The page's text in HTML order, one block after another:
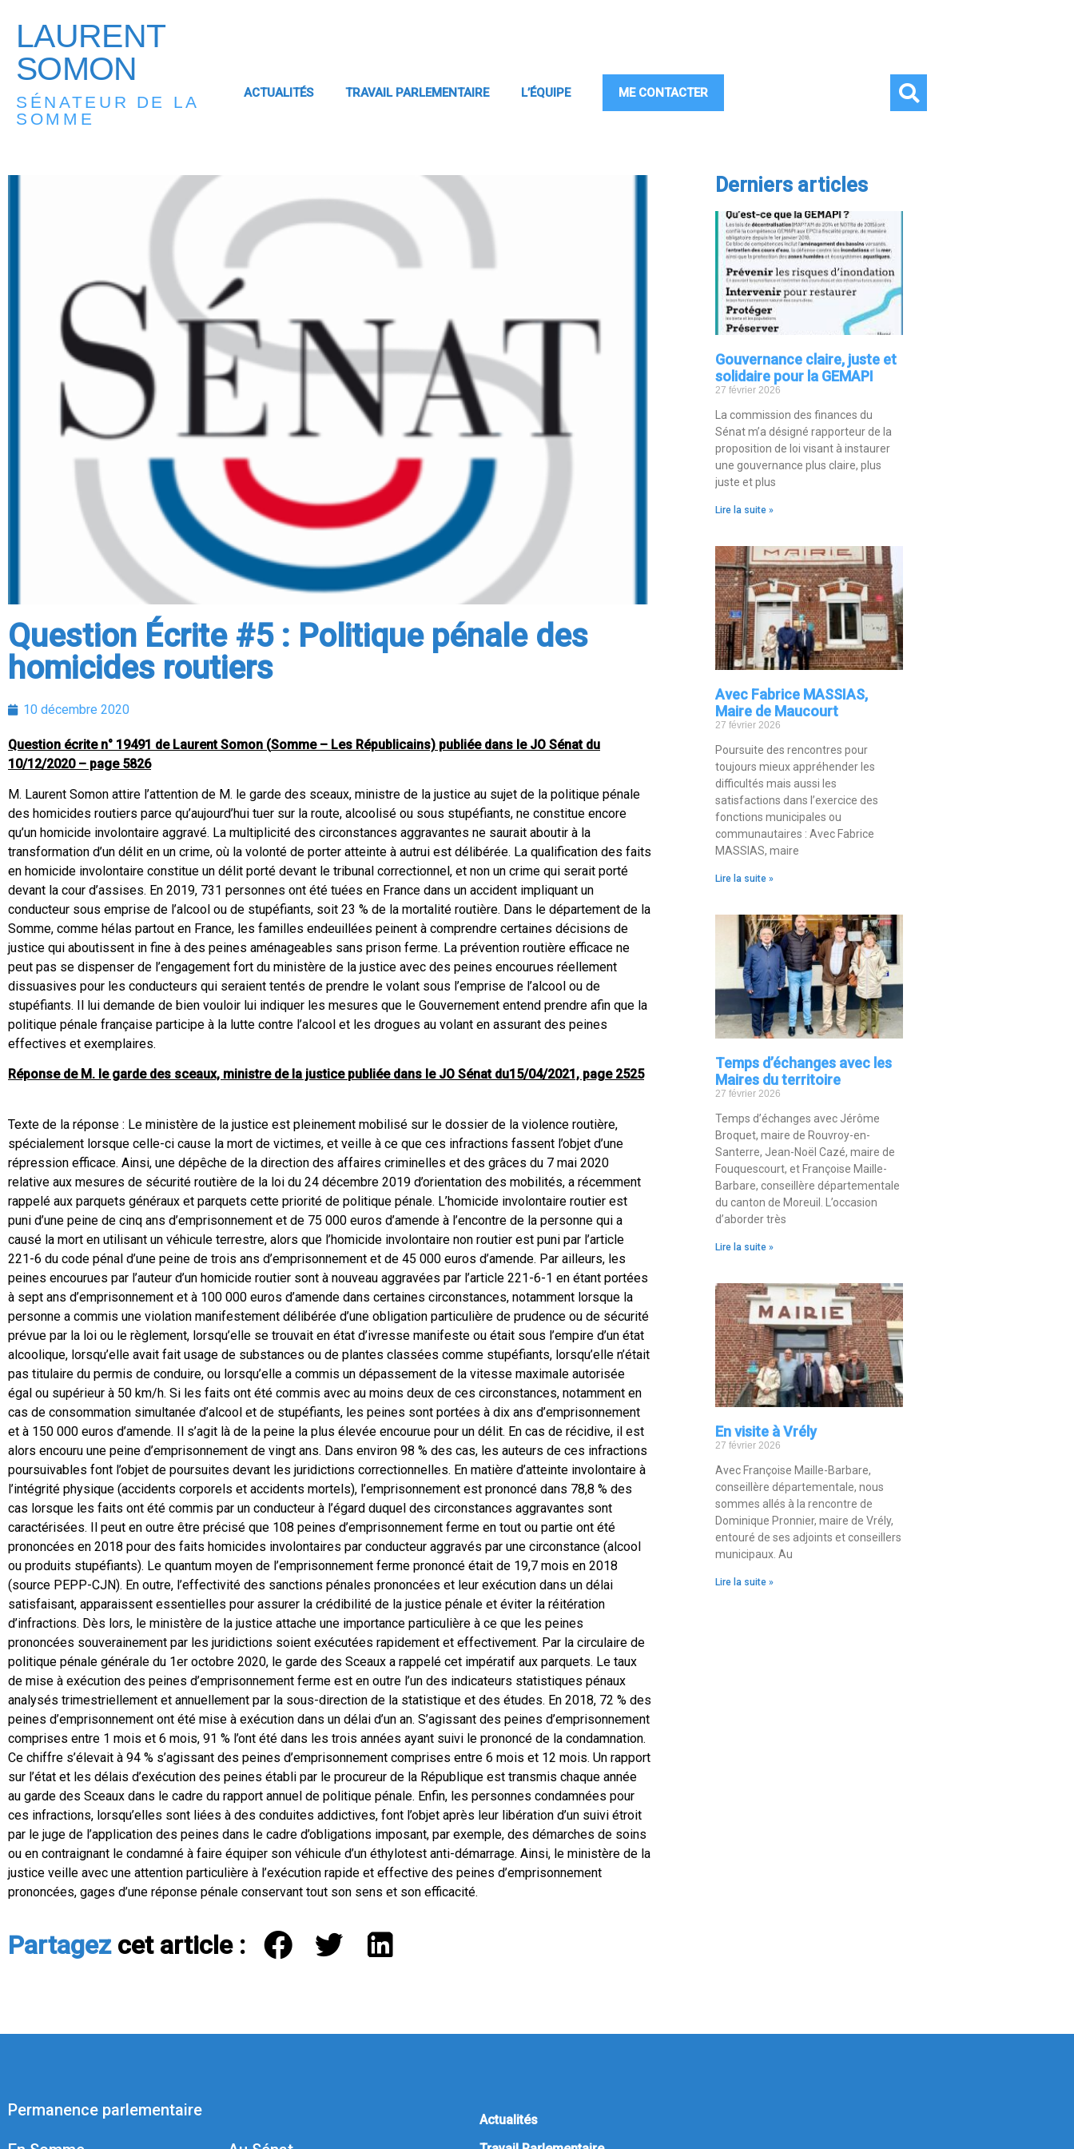
LAURENT
SOMON
SÉNATEUR DE LA
SOMME
ACTUALITÉS TRAVAIL PARLEMENTAIRE L’ÉQUIPE ME CONTACTER
Question Écrite #5 : Politique pénale des
homicides routiers
10 décembre 2020
Question écrite n° 19491 de Laurent Somon (Somme – Les Républicains) publiée dans le JO Sénat du
10/12/2020 – page 5826
M. Laurent Somon attire l’attention de M. le garde des sceaux, ministre de la justice au sujet de la politique pénale
des homicides routiers parce qu’aujourd’hui tuer sur la route, alcoolisé ou sous stupéfiants, ne constitue encore
qu’un homicide involontaire aggravé. La multiplicité des circonstances aggravantes ne saurait aboutir à la
transformation d’un délit en un crime, où la volonté de porter atteinte à autrui est délibérée. La qualification des faits
en homicide involontaire constitue un délit porté devant le tribunal correctionnel, et non un crime qui serait porté
devant la cour d’assises. En 2019, 731 personnes ont été tuées en France dans un accident impliquant un
conducteur sous emprise de l’alcool ou de stupéfiants, soit 23 % de la mortalité routière. Dans le département de la
Somme, comme hélas partout en France, les familles endeuillées peinent à comprendre certaines décisions de
justice qui aboutissent in fine à des peines aménageables sans prison ferme. La prévention routière efficace ne
peut pas se dispenser de l’engagement fort du ministère de la justice avec des peines encourues réellement
dissuasives pour les conducteurs qui seraient tentés de prendre le volant sous l’emprise de l’alcool ou de
stupéfiants. Il lui demande de bien vouloir lui indiquer les mesures que le Gouvernement entend prendre afin que la
politique pénale française participe à la lutte contre l’alcool et les drogues au volant en assurant des peines
effectives et exemplaires.
Réponse de M. le garde des sceaux, ministre de la justice publiée dans le JO Sénat du15/04/2021, page 2525
Texte de la réponse : Le ministère de la justice est pleinement mobilisé sur le dossier de la violence routière,
spécialement lorsque celle-ci cause la mort de victimes, et veille à ce que ces infractions fassent l’objet d’une
répression efficace. Ainsi, une dépêche de la direction des affaires criminelles et des grâces du 7 mai 2020
relative aux mesures de sécurité routière de la loi du 24 décembre 2019 d’orientation des mobilités, a récemment
rappelé aux parquets généraux et parquets cette priorité de politique pénale. L’homicide involontaire routier est
puni d’une peine de cinq ans d’emprisonnement et de 75 000 euros d’amende à l’encontre de la personne qui a
causé la mort en utilisant un véhicule terrestre, alors que l’homicide involontaire non routier est puni par l’article
221-6 du code pénal d’une peine de trois ans d’emprisonnement et de 45 000 euros d’amende. Par ailleurs, les
peines encourues par l’auteur d’un homicide routier sont à nouveau aggravées par l’article 221-6-1 en étant portées
à sept ans d’emprisonnement et à 100 000 euros d’amende dans certaines circonstances, notamment lorsque la
personne a commis une violation manifestement délibérée d’une obligation particulière de prudence ou de sécurité
prévue par la loi ou le règlement, lorsqu’elle se trouvait en état d’ivresse manifeste ou était sous l’empire d’un état
alcoolique, lorsqu’elle avait fait usage de substances ou de plantes classées comme stupéfiants, lorsqu’elle n’était
pas titulaire du permis de conduire, ou lorsqu’elle a commis un dépassement de la vitesse maximale autorisée
égal ou supérieur à 50 km/h. Si les faits ont été commis avec au moins deux de ces circonstances, notamment en
cas de consommation simultanée d’alcool et de stupéfiants, les peines sont portées à dix ans d’emprisonnement
et à 150 000 euros d’amende. Il s’agit là de la peine la plus élevée encourue pour un délit. En cas de récidive, il est
alors encouru une peine d’emprisonnement de vingt ans. Dans environ 98 % des cas, les auteurs de ces infractions
poursuivables font l’objet de poursuites devant les juridictions correctionnelles. En matière d’atteinte involontaire à
l’intégrité physique (accidents corporels et accidents mortels), l’emprisonnement est prononcé dans 78,8 % des
cas lorsque les faits ont été commis par un conducteur à l’égard duquel des circonstances aggravantes sont
caractérisées. Il peut en outre être précisé que 108 peines d’emprisonnement ferme en tout ou partie ont été
prononcées en 2018 pour des faits homicides involontaires par conducteur aggravés par une circonstance (alcool
ou produits stupéfiants). Le quantum moyen de l’emprisonnement ferme prononcé était de 19,7 mois en 2018
(source PEPP-CJN). En outre, l’effectivité des sanctions pénales prononcées et leur exécution dans un délai
satisfaisant, apparaissent essentielles pour assurer la crédibilité de la justice pénale et éviter la réitération
d’infractions. Dès lors, le ministère de la justice attache une importance particulière à ce que les peines
prononcées souverainement par les juridictions soient exécutées rapidement et effectivement. Par la circulaire de
politique pénale générale du 1er octobre 2020, le garde des Sceaux a rappelé cet impératif aux parquets. Le taux
de mise à exécution des peines d’emprisonnement ferme est en outre l’un des indicateurs statistiques pénaux
analysés trimestriellement et annuellement par la sous-direction de la statistique et des études. En 2018, 72 % des
peines d’emprisonnement ont été mise à exécution dans un délai d’un an. S’agissant des peines d’emprisonnement
comprises entre 1 mois et 6 mois, 91 % l’ont été dans les trois années ayant suivi le prononcé de la condamnation.
Ce chiffre s’élevait à 94 % s’agissant des peines d’emprisonnement comprises entre 6 mois et 12 mois. Un rapport
sur l’état et les délais d’exécution des peines établi par le procureur de la République est transmis chaque année
au garde des Sceaux dans le cadre du rapport annuel de politique pénale. Enfin, les personnes condamnées pour
ces infractions, lorsqu’elles sont liées à des conduites addictives, font l’objet après leur libération d’un suivi étroit
par le juge de l’application des peines dans le cadre d’obligations imposant, par exemple, des démarches de soins
ou en contraignant le condamné à faire équiper son véhicule d’un éthylotest anti-démarrage. Ainsi, le ministère de la
justice veille avec une attention particulière à l’exécution rapide et effective des peines d’emprisonnement
prononcées, gages d’une réponse pénale conservant tout son sens et son efficacité.
Partagezcet article :
Derniers articles
Gouvernance claire, juste et
solidaire pour la GEMAPI
27 février 2026
La commission des finances du
Sénat m’a désigné rapporteur de la
proposition de loi visant à instaurer
une gouvernance plus claire, plus
juste et plus
Lire la suite »
Avec Fabrice MASSIAS,
Maire de Maucourt
27 février 2026
Poursuite des rencontres pour
toujours mieux appréhender les
difficultés mais aussi les
satisfactions dans l’exercice des
fonctions municipales ou
communautaires : Avec Fabrice
MASSIAS, maire
Lire la suite »
Temps d’échanges avec les
Maires du territoire
27 février 2026
Temps d’échanges avec Jérôme
Broquet, maire de Rouvroy-en-
Santerre, Jean-Noël Cazé, maire de
Fouquescourt, et Françoise Maille-
Barbare, conseillère départementale
du canton de Moreuil. L’occasion
d’aborder très
Lire la suite »
En visite à Vrély
27 février 2026
Avec Françoise Maille-Barbare,
conseillère départementale, nous
sommes allés à la rencontre de
Dominique Pronnier, maire de Vrély,
entouré de ses adjoints et conseillers
municipaux. Au
Lire la suite »
Permanence parlementaire
Actualités